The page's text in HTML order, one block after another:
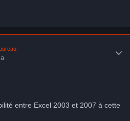
entre Excel 2003 et 2007 à cette